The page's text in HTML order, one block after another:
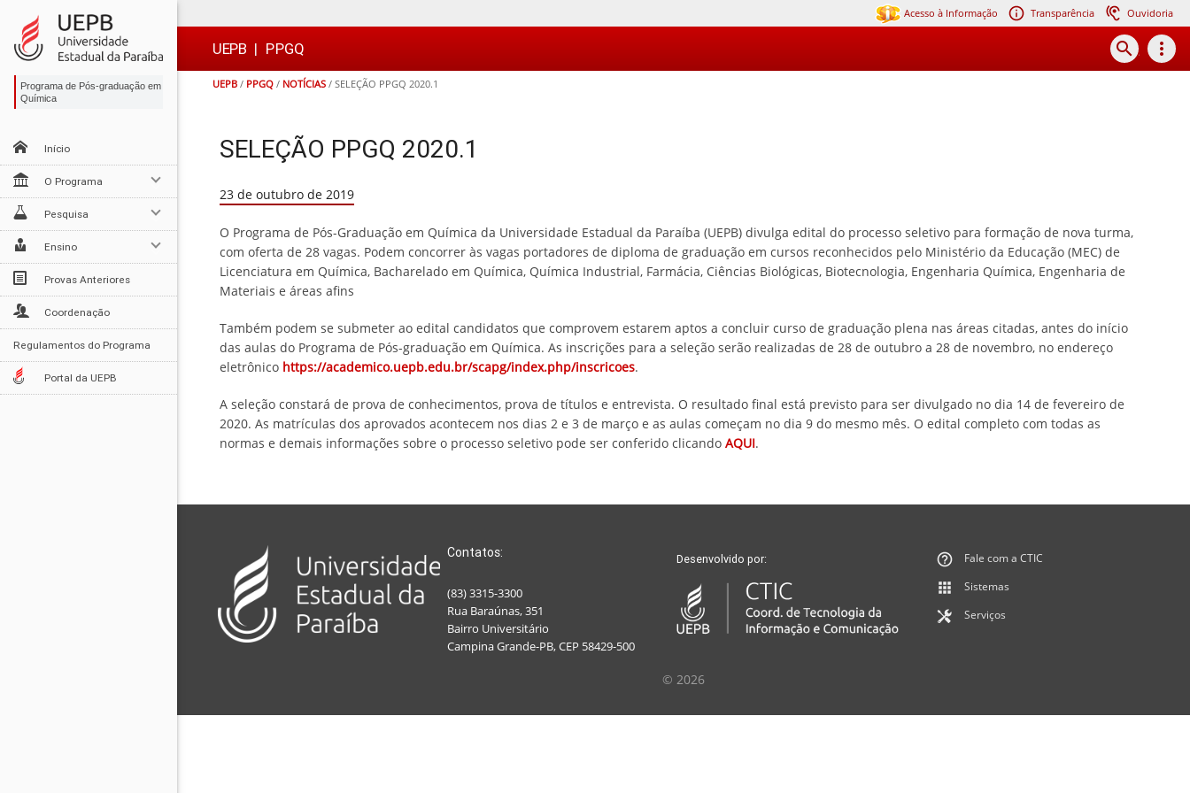
para
conteúdo
para
menu
para
busca
para
rodapé

Acesso à Informação Transparência Ouvidoria
UEPB | PPGQ search more_vert
UEPB / PPGQ / NOTÍCIAS / SELEÇÃO PPGQ 2020.1
Programa de Pós-graduação em
Química
Início
O Programa
Pesquisa
Ensino
Provas Anteriores
Coordenação
Regulamentos do Programa
Portal da UEPB
SELEÇÃO PPGQ 2020.1
23 de outubro de 2019
O Programa de Pós-Graduação em Química da Universidade Estadual da Paraíba (UEPB) divulga edital do processo seletivo para formação de nova turma,
com oferta de 28 vagas. Podem concorrer às vagas portadores de diploma de graduação em cursos reconhecidos pelo Ministério da Educação (MEC) de
Licenciatura em Química, Bacharelado em Química, Química Industrial, Farmácia, Ciências Biológicas, Biotecnologia, Engenharia Química, Engenharia de
Materiais e áreas afins
Também podem se submeter ao edital candidatos que comprovem estarem aptos a concluir curso de graduação plena nas áreas citadas, antes do início
das aulas do Programa de Pós-graduação em Química. As inscrições para a seleção serão realizadas de 28 de outubro a 28 de novembro, no endereço
eletrônico https://academico.uepb.edu.br/scapg/index.php/inscricoes.
A seleção constará de prova de conhecimentos, prova de títulos e entrevista. O resultado final está previsto para ser divulgado no dia 14 de fevereiro de
2020. As matrículas dos aprovados acontecem nos dias 2 e 3 de março e as aulas começam no dia 9 do mesmo mês. O edital completo com todas as
normas e demais informações sobre o processo seletivo pode ser conferido clicando AQUI.
Contatos:
(83) 3315-3300
Rua Baraúnas, 351
Bairro Universitário
Campina Grande-PB, CEP 58429-500
Desenvolvido por:
Fale com a CTIC
Sistemas
Serviços
© 2026